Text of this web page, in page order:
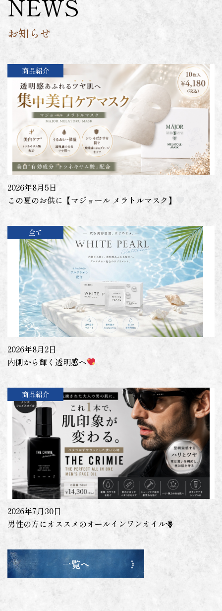
NEWS
お知らせ
商品紹介
2026年8月5日
この夏のお供に【マジョール メラトルマスク】
全て
2026年8月2日
内側から輝く透明感へ
商品紹介
2026年7月30日
男性の方にオススメのオールインワンオイル🪻
一覧へ